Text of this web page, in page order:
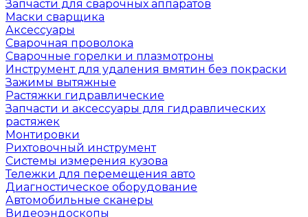
Запчасти для сварочных аппаратов
Маски сварщика
Аксессуары
Сварочная проволока
Сварочные горелки и плазмотроны
Инструмент для удаления вмятин без покраски
Зажимы вытяжные
Растяжки гидравлические
Запчасти и аксессуары для гидравлических
растяжек
Монтировки
Рихтовочный инструмент
Системы измерения кузова
Тележки для перемещения авто
Диагностическое оборудование
Автомобильные сканеры
Видеоэндоскопы